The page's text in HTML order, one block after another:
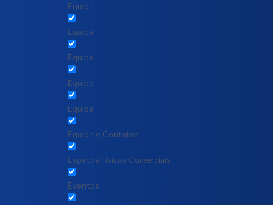
Equipe
Equipe
Equipe
Equipe
Equipe
Equipe e Contatos
Espaços Físicos Comerciais
Eventos